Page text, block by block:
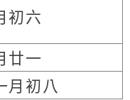
初六
廿一
月初八